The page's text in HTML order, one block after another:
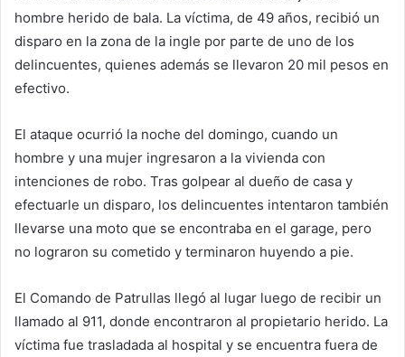
hombre herido de bala. La víctima, de 49 años, recibió un
disparo en la zona de la ingle por parte de uno de los
delincuentes, quienes además se llevaron 20 mil pesos en
efectivo.
El ataque ocurrió la noche del domingo, cuando un
hombre y una mujer ingresaron a la vivienda con
intenciones de robo. Tras golpear al dueño de casa y
efectuarle un disparo, los delincuentes intentaron también
llevarse una moto que se encontraba en el garage, pero
no lograron su cometido y terminaron huyendo a pie.
El Comando de Patrullas llegó al lugar luego de recibir un
llamado al 911, donde encontraron al propietario herido. La
víctima fue trasladada al hospital y se encuentra fuera de